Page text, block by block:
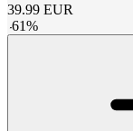
39.99 EUR
-61%